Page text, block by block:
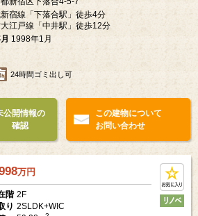
新宿区下落合4-5-7
宿線「下落合駅」徒歩4分
大江戸線「中井駅」徒歩12分
24時間ゴミ出し可
公開情報の
確認
この建物について
お問い合わせ
万